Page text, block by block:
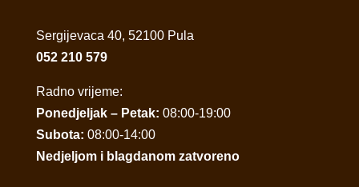
Sergijevaca 40, 52100 Pula
052 210 579
Radno vrijeme:
Ponedjeljak – Petak: 08:00-19:00
Subota: 08:00-14:00
Nedjeljom i blagdanom zatvoreno